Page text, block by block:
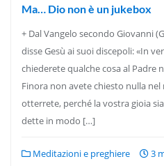
Ma… Dio non è un jukebox
+ Dal Vangelo secondo Giovanni
disse Gesù ai suoi discepoli: «In
chiederete qualche cosa al Padre
Finora non avete chiesto nulla
otterrete, perché la vostra gioia
dette in modo […]
Meditazioni e preghiere 3